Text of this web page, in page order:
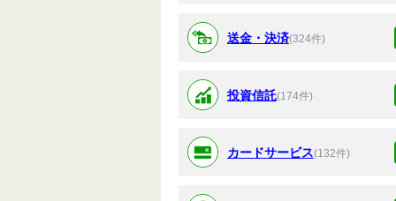
送金・決済(324件)
投資信託(174件)
カードサービス(132件)